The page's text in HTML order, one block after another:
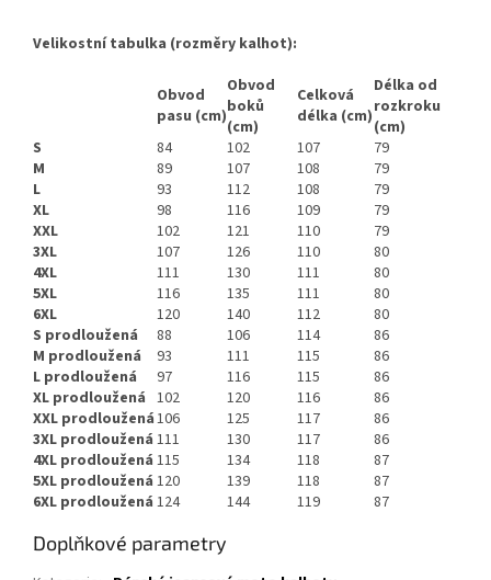
Velikostní tabulka (rozměry kalhot):
Obvod
pasu (cm)
Obvod
boků
(cm)
Celková
délka (cm)
Délka od
rozkroku
(cm)
S
84 102 107
79
M
89 107 108
79
L
93 112 108
79
XL
98 116 109
79
XXL
102 121 110
79
3XL
107 126 110
80
4XL
111 130 111
80
5XL
116 135 111
80
6XL
120 140 112
80
S prodloužená
88 106 114
86
M prodloužená
93 111 115
86
L prodloužená
97 116 115
86
XL prodloužená 102 120 116
86
XXL prodloužená106 125 117
86
3XL prodloužená 111 130 117
86
4XL prodloužená 115 134 118
87
5XL prodloužená 120 139 118
87
6XL prodloužená 124 144 119 87
Doplňkové parametry